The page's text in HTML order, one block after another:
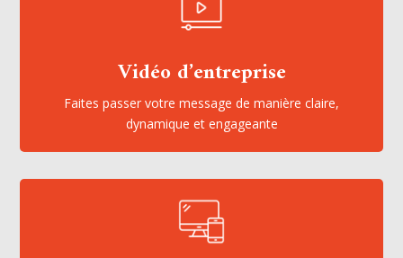
Vidéo d’entreprise
Faites passer votre message de manière claire,
dynamique et engageante